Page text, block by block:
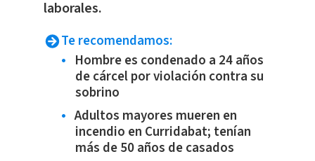
laborales.
Te recomendamos:
Hombre es condenado a 24 años
de cárcel por violación contra su
sobrino
Adultos mayores mueren en
incendio en Curridabat; tenían
más de 50 años de casados